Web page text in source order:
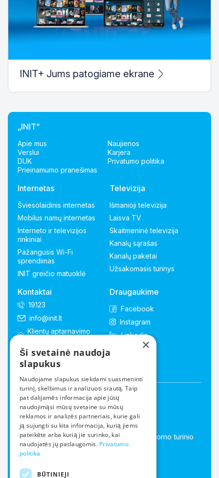
INIT+ Jums patogiame ekrane
„INIT”
Apie mus
Naujienos
Verslui
Karjera
DUK
Privatumo politika
Prieinamumo pranešimas
Internetas
Šviesolaidinis internetas
Mobilus namų internetas
Interneto ir televizijos
rinkiniai
Pažangusis Wi-Fi
sprendimas
INIT greičio matuoklė
Televizija
Išmanioji televizija
Laisva TV
Skaitmeninė televizija
Kanalų sąrašas
Kanalų paketai
Užsakomasis turinys
Kontaktai
19123
info@init.lt
Klientų aptarnavimo
Palikite atsiliepimą
Draugaukime
Facebook
Instagram
Linkedin
Atsisiųsk „INIT+“ išmaniosios
televizijos programėlę!
Mėgstami kanalai, filmai ir daugybė papildomo turinio
visada lengvai pasiekiami Tavo įrenginyje.
×
Ši svetainė naudoja
slapukus
Naudojame slapukus siekdami suasmeninti
turinį, skelbimus ir analizuoti srautą. Taip
pat dalijamės informacija apie jūsų
naudojimąsi mūsų svetaine su mūsų
reklamos ir analizės partneriais, kurie gali
ją sujungti su kita informacija, kurią jiems
pateikėte arba kurią jie surinko, kai
naudojatės jų paslaugomis. Privatumo
politika
BŪTINIEJI